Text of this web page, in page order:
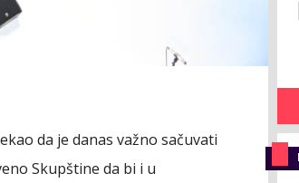
da je danas važno sačuvati
Skupštine da bi i u